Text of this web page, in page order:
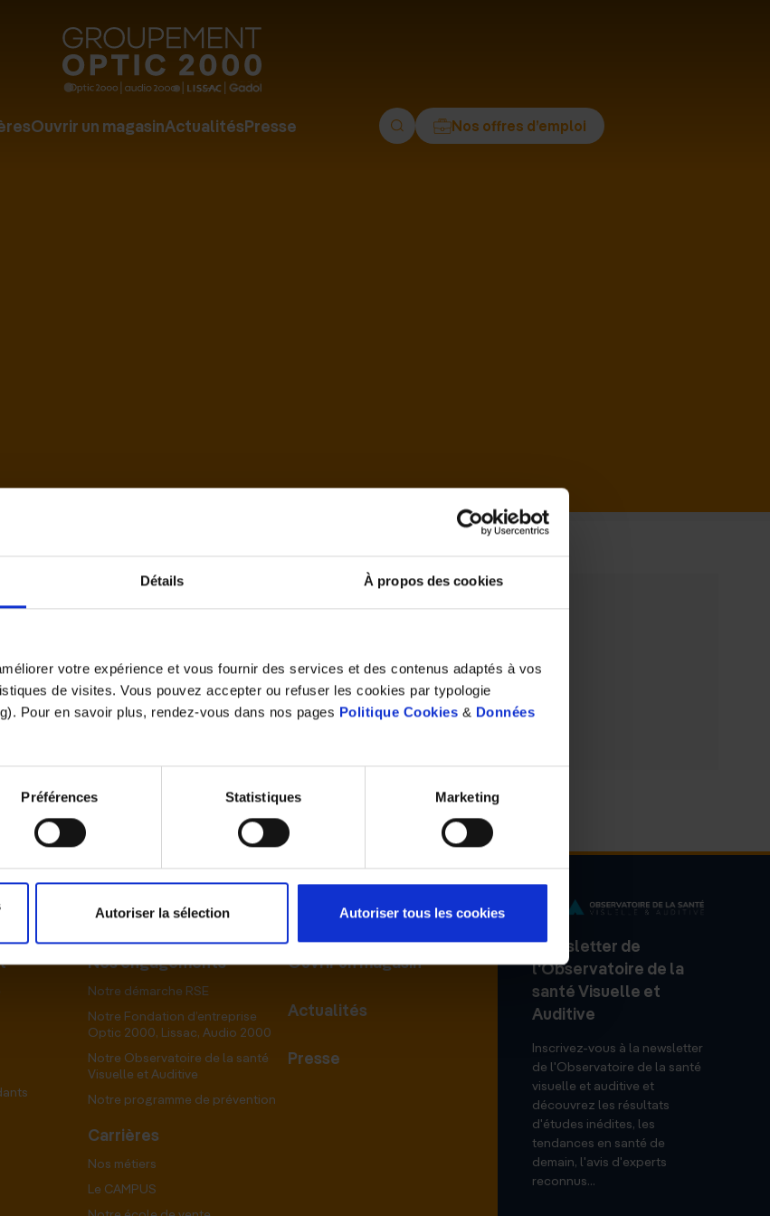
Détails À propos des cookies
votre expérience et vous fournir des services et des contenus adaptés à vos
de visites. Vous pouvez accepter ou refuser les cookies par typologie
Pour en savoir plus, rendez-vous dans nos pages Politique Cookies & Données
Préférences Statistiques Marketing
Autoriser la sélection Autoriser tous les cookies
Groupement
Optic
-
Ouvrir un magasinActualitésPresse Nos offres d’emploi
Nos engagements
Notre démarche RSE
Notre Fondation d’entreprise
Optic 2000, Lissac, Audio 2000
Notre Observatoire de la santé
Visuelle et Auditive
Notre programme de prévention
Carrières
Nos métiers
Le CAMPUS
Ouvrir un magasin
Actualités
Presse
Newsletter de
l'Observatoire de la
santé Visuelle et
Auditive
Inscrivez-vous à la newsletter
de l'Observatoire de la santé
visuelle et auditive et
découvrez les résultats
d'études inédites, les
tendances en santé de
demain, l'avis d'experts
reconnus...